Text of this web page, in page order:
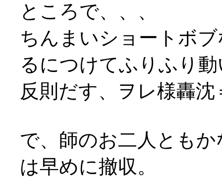
ところで、、、
ちんまいショートボ
るにつけてふりふり
反則だす、ヲレ様轟
で、師のお二人とも
は早めに撤収。